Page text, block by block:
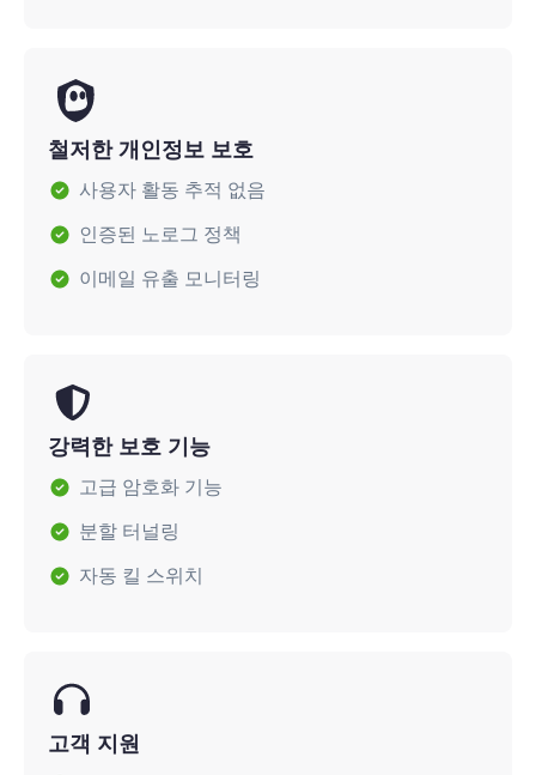
철저한 개인정보 보호
사용자 활동 추적 없음
인증된 노로그 정책
이메일 유출 모니터링
강력한 보호 기능
고급 암호화 기능
분할 터널링
자동 킬 스위치
고객 지원